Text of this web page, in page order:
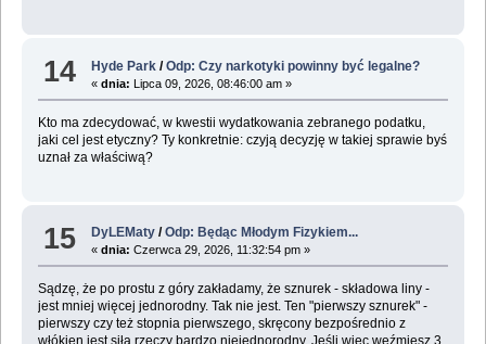
14 Hyde Park /Odp: Czy narkotyki powinny być legalne?
«dnia: Lipca 09, 2026, 08:46:00 am »
Kto ma zdecydować, w kwestii wydatkowania zebranego podatku,
jaki cel jest etyczny? Ty konkretnie: czyją decyzję w takiej sprawie byś
uznał za właściwą?
15 DyLEMaty /Odp: Będąc Młodym Fizykiem...
«dnia: Czerwca 29, 2026, 11:32:54 pm »
Sądzę, że po prostu z góry zakładamy, że sznurek - składowa liny -
jest mniej więcej jednorodny. Tak nie jest. Ten "pierwszy sznurek" -
pierwszy czy też stopnia pierwszego, skręcony bezpośrednio z
włókien jest siłą rzeczy bardzo niejednorodny. Jeśli więc weźmiesz 3